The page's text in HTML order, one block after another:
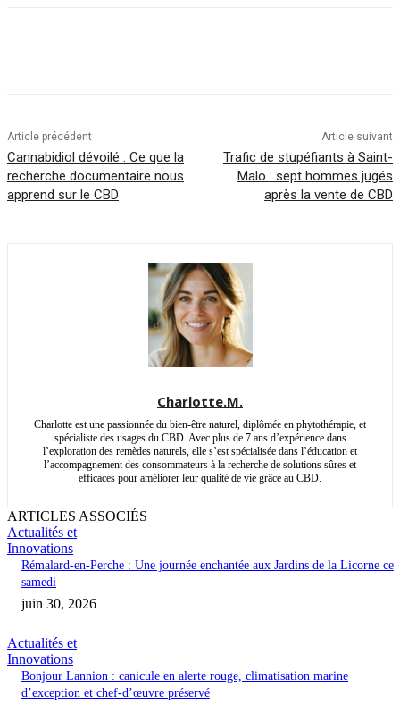
Article précédent
Cannabidiol dévoilé : Ce que la
recherche documentaire nous
apprend sur le CBD
Article suivant
Trafic de stupéfiants à Saint-
Malo : sept hommes jugés
après la vente de CBD
Charlotte.M.
Charlotte est une passionnée du bien-être naturel, diplômée en phytothérapie, et
spécialiste des usages du CBD. Avec plus de 7 ans d’expérience dans
l’exploration des remèdes naturels, elle s’est spécialisée dans l’éducation et
l’accompagnement des consommateurs à la recherche de solutions sûres et
efficaces pour améliorer leur qualité de vie grâce au CBD.
ARTICLES ASSOCIÉS
Actualités et
Innovations
Rémalard-en-Perche : Une journée enchantée aux Jardins de la Licorne ce
samedi
juin 30, 2026
Actualités et
Innovations
Bonjour Lannion : canicule en alerte rouge, climatisation marine
d’exception et chef-d’œuvre préservé